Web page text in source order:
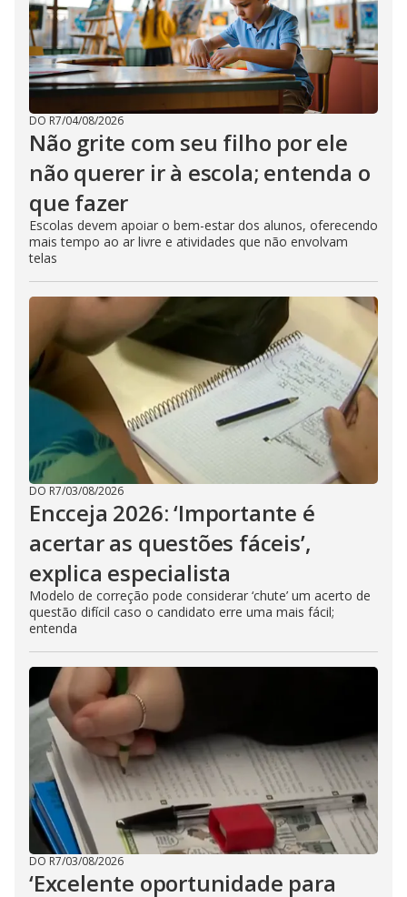
DO R7/04/08/2026
Não grite com seu filho por ele
não querer ir à escola; entenda o
que fazer
Escolas devem apoiar o bem-estar dos alunos, oferecendo
mais tempo ao ar livre e atividades que não envolvam
telas
DO R7/03/08/2026
Encceja 2026: ‘Importante é
acertar as questões fáceis’,
explica especialista
Modelo de correção pode considerar ‘chute’ um acerto de
questão difícil caso o candidato erre uma mais fácil;
entenda
DO R7/03/08/2026
‘Excelente oportunidade para